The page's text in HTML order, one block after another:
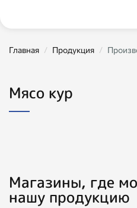
Главная Продукция
Мясо кур
Магазины, где
нашу продукцию